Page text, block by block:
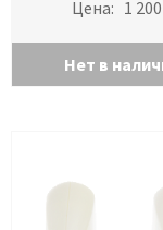
Цена: 1
Нет в